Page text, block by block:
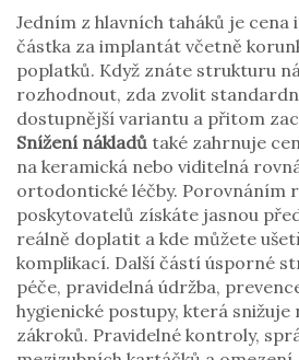
Jedním z hlavních taháků je cena
částka za implantát včetně
poplatků. Když znáte strukturu
rozhodnout, zda zvolit
dostupnější variantu a přitom
Snížení nákladů také zahrnuje
na keramická nebo viditelná
ortodontické léčby. Porovnáním
poskytovatelů získáte jasnou
reálně doplatit a kde můžete
komplikací. Další částí úsporné
péče, pravidelná údržba,
hygienické postupy, která snižuje
zákroků. Pravidelné kontroly,